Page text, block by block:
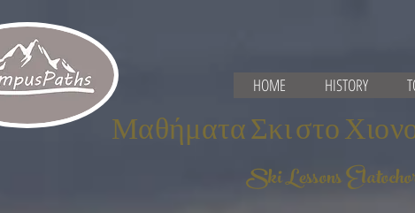
Μαθήματα Σκι στο
Ski Lessons Elatochori
HOME HISTORY